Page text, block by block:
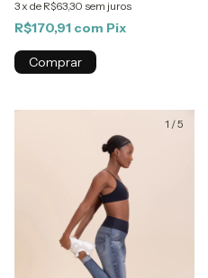
3x de R$63,30 sem juros
R$170,91 com Pix
Comprar
1 /5